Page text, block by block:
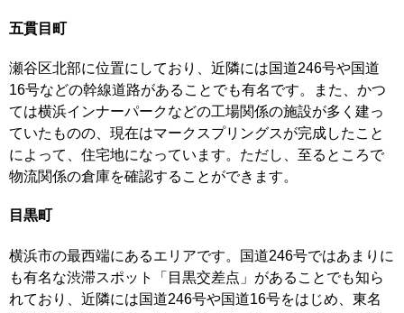
五貫目町
瀬谷区北部に位置にしており、近隣には国道246号や国道
16号などの幹線道路があることでも有名です。また、かつ
ては横浜インナーパークなどの工場関係の施設が多く建っ
ていたものの、現在はマークスプリングスが完成したこと
によって、住宅地になっています。ただし、至るところで
物流関係の倉庫を確認することができます。
目黒町
横浜市の最西端にあるエリアです。国道246号ではあまりに
も有名な渋滞スポット「目黒交差点」があることでも知ら
れており、近隣には国道246号や国道16号をはじめ、東名